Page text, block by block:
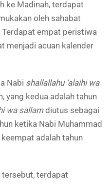
ke Madinah, terdapat
oleh sahabat
empat peristiwa
menjadi acuan kalender
Nabi shallallahu ‘alaihi wa
yang kedua adalah tahun
wa sallamdiutus sebagai
ketika Nabi Muhammad
adalah tahun
terdapat